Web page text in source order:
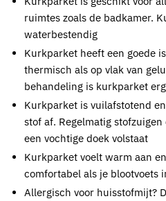
ruimtes zoals de badkamer.
waterbestendig
Kurkparket heeft een goede
thermisch als op vlak van
behandeling is kurkparket
Kurkparket is vuilafstotend
stof af. Regelmatig
een vochtige doek volstaat
Kurkparket voelt warm aan
comfortabel als je blootvoets
Allergisch voor huisstofmijt?